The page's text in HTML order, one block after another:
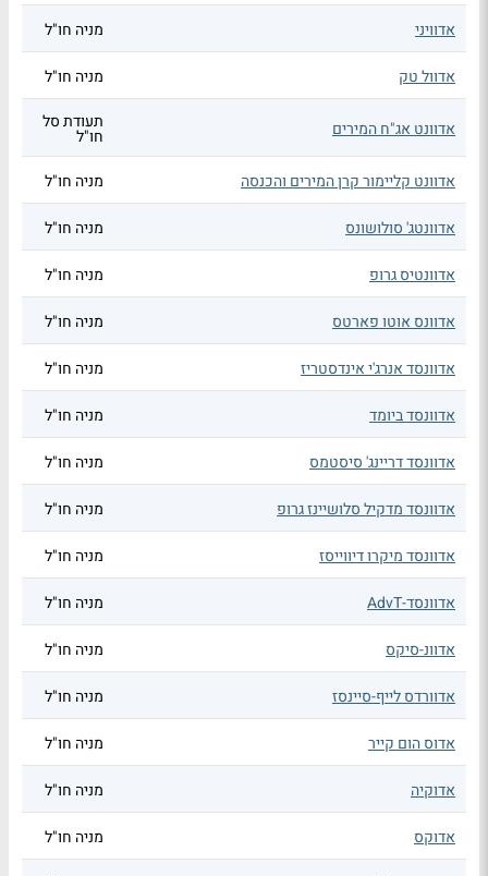
אדוויני
מניה חו"ל
אדוול טק מניה חו"ל
אדוונט אג"ח המירים תעודת סל
חו"ל
אדוונט קליימור קרן המירים והכנסה
מניה חו"ל
אדוונטג' סולושונס מניה חו"ל
אדוונטיס גרופ מניה חו"ל
אדוונס אוטו פארטס מניה חו"ל
אדוונסד אנרג'י אינדסטריז מניה חו"ל
אדוונסד ביומד מניה חו"ל
אדוונסד דריינג' סיסטמס מניה חו"ל
אדוונסד מדקיל סלושיינז גרופ מניה חו"ל
אדוונסד מיקרו דיווייסז מניה חו"ל
אדוונסד-AdvT מניה חו"ל
אדוונ-סיקס מניה חו"ל
אדוורדס לייף-סיינסז מניה חו"ל
אדוס הום קייר מניה חו"ל
אדוקיה מניה חו"ל
אדוקס מניה חו"ל